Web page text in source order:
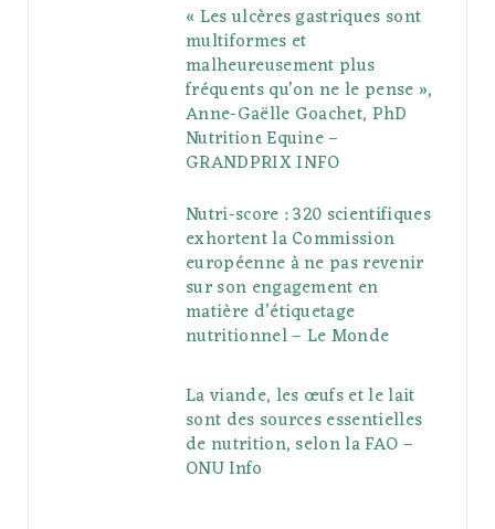
« Les ulcères gastriques sont
multiformes et
malheureusement plus
fréquents qu’on ne le pense »,
Anne-Gaëlle Goachet, PhD
Nutrition Equine –
GRANDPRIX INFO
Nutri-score : 320 scientifiques
exhortent la Commission
européenne à ne pas revenir
sur son engagement en
matière d’étiquetage
nutritionnel – Le Monde
La viande, les œufs et le lait
sont des sources essentielles
de nutrition, selon la FAO –
ONU Info